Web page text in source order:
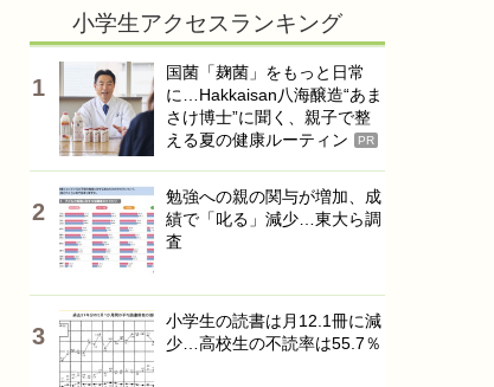
小学生アクセスランキング
国菌「麹菌」をもっと日常
に…Hakkaisan八海醸造“あま
さけ博士”に聞く、親子で整
える夏の健康ルーティン
PR
勉強への親の関与が増加、成
績で「叱る」減少…東大ら調
査
小学生の読書は月12.1冊に減
少…高校生の不読率は55.7％